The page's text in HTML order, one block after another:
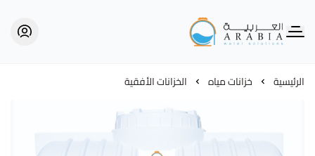
Alarabia Store - متجر العربية
الرئيسية خزانات مياه الخزانات الأفقية